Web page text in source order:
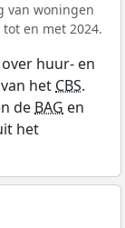
van woningen
en met 2024.
huur- en
hetCBS.
deBAG en
het